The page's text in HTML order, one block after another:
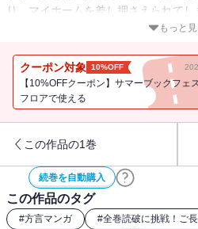
り、マイホームを差し押さえられて
で豪遊する太一の姿を見て、萬田に
一度太一の保証人になって借金をす
もっと
クーポン対象 10%OFF
【10%OFFクーポン】サマーブックフェ
フロアで使える
この作品の1巻
続巻を自動購入
この作品のタグ
#方言マンガ #全巻読破に挑戦！ご